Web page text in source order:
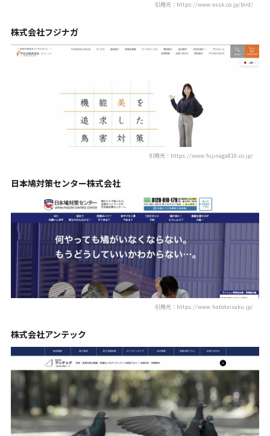
引用元：https://www.essk.co.jp/bird/
株式会社フジナガ
引用元：https://www.fujinaga810.co.jp/
日本鳩対策センター株式会社
引用元：https://www.hatotaisaku.jp/
株式会社アンテック